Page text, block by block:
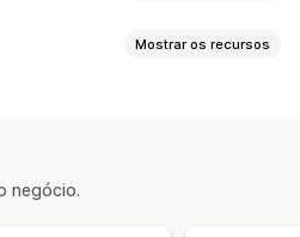
Mostrar os recursos
Pré-vendas
negócio.